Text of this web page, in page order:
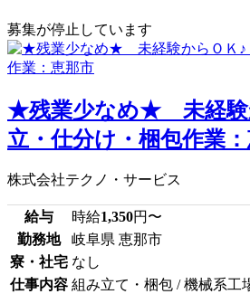
募集が停止しています
★残業少なめ★ 未経験
立・仕分け・梱包作業
株式会社テクノ・サービス
給与 時給1,350円〜
勤務地
岐阜県 恵那市
寮・社宅 なし
仕事内容 組み立て・梱包 / 機械系工